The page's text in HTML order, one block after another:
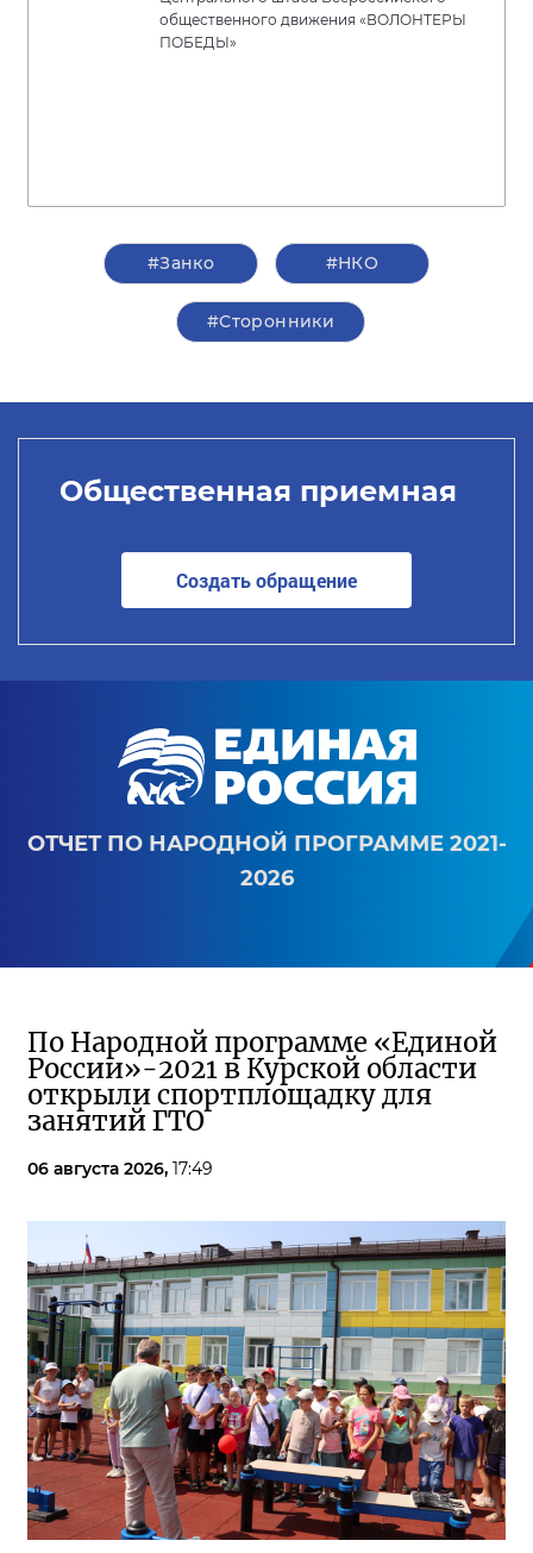
общественного движения «ВОЛОНТЕРЫ
ПОБЕДЫ»
#Занко #НКО
#Сторонники
Общественная приемная
Создать обращение
ОТЧЕТ ПО НАРОДНОЙ ПРОГРАММЕ 2021-
2026
По Народной программе «Единой
России»-2021 в Курской области
открыли спортплощадку для
занятий ГТО
06 августа 2026, 17:49